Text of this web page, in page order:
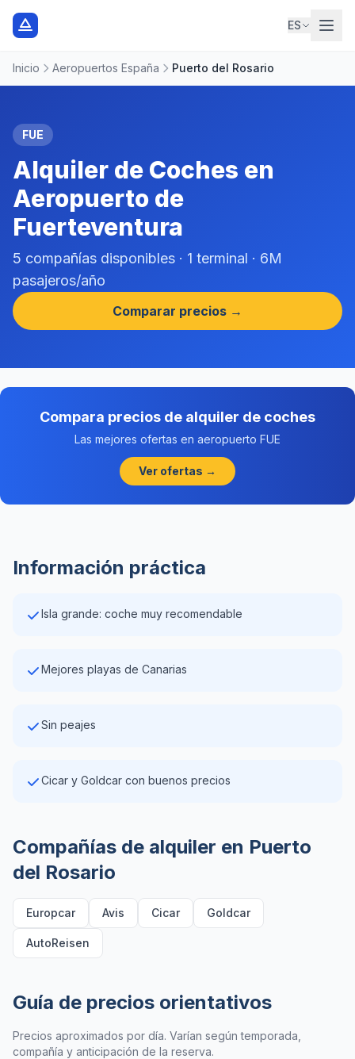
ES
Inicio Aeropuertos España Puerto del Rosario
FUE
Alquiler de Coches en
Aeropuerto de
Fuerteventura
5 compañías disponibles · 1 terminal · 6M
pasajeros/año
Comparar precios →
Compara precios de alquiler de coches
Las mejores ofertas en aeropuerto FUE
Ver ofertas →
Información práctica
Isla grande: coche muy recomendable
Mejores playas de Canarias
Sin peajes
Cicar y Goldcar con buenos precios
Compañías de alquiler en Puerto
del Rosario
Europcar Avis Cicar Goldcar
AutoReisen
Guía de precios orientativos
Precios aproximados por día. Varían según temporada,
compañía y anticipación de la reserva.